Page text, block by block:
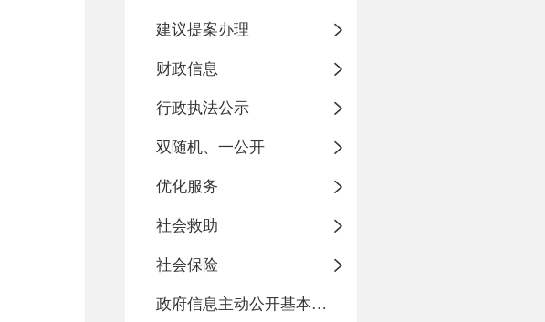
建议提案办理
财政信息
行政执法公示
双随机、一公开
优化服务
社会救助
社会保险
政府信息主动公开基本目录